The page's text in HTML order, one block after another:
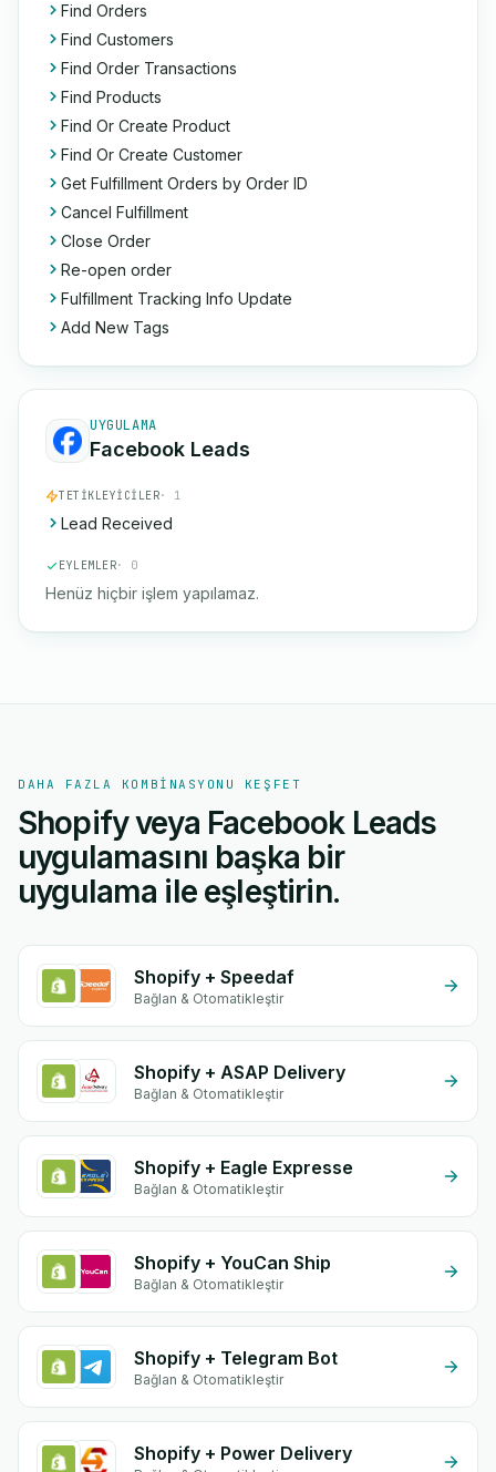
Find Orders
Find Customers
Find Order Transactions
Find Products
Find Or Create Product
Find Or Create Customer
Get Fulfillment Orders by Order ID
Cancel Fulfillment
Close Order
Re-open order
Fulfillment Tracking Info Update
Add New Tags
UYGULAMA
Facebook Leads
TETIKLEYICILER· 1
Lead Received
EYLEMLER· 0
Henüz hiçbir işlem yapılamaz.
DAHA FAZLA KOMBINASYONU KEŞFET
Shopify veya Facebook Leads
uygulamasını başka bir
uygulama ile eşleştirin.
Shopify + Speedaf
Bağlan & Otomatikleştir
Shopify + ASAP Delivery
Bağlan & Otomatikleştir
Shopify + Eagle Expresse
Bağlan & Otomatikleştir
Shopify + YouCan Ship
Bağlan & Otomatikleştir
Shopify + Telegram Bot
Bağlan & Otomatikleştir
Shopify + Power Delivery